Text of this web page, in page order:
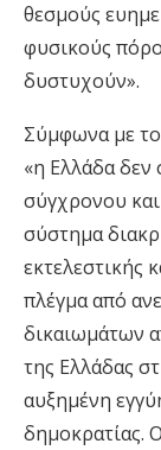
θεσμούς
φυσικούς
δυστυχούν».
Σύμφωνα με
«η Ελλάδα δεν
σύγχρονου
σύστημα
εκτελεστικής
πλέγμα από
δικαιωμάτων
της Ελλάδας
αυξημένη
δημοκρατίας.